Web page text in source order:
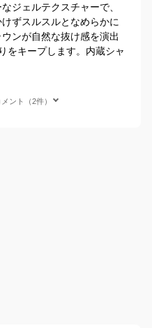
ジェルテクスチャーで、
ずスルスルとなめらかに
ンが自然な抜け感を演出
をキープします。内蔵シャ
ント（2件）